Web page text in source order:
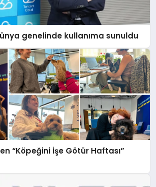
genelinde kullanıma sunuldu
“Köpeğini İşe Götür Haftası”